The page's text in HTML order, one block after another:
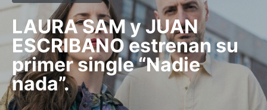
LAURA SAM y JUAN
ESCRIBANO estrenan su
primer single “Nadie
nada”.